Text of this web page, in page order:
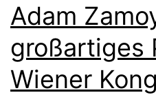
Adam
großartiges
Wiener